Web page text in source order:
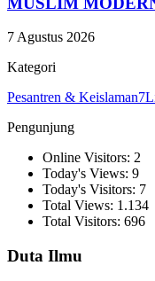
7 Agustus 2026
Kategori
Pesantren & Keislaman7
Pengunjung
Online Visitors: 2
Today's Views: 9
Today's Visitors: 7
Total Views: 1.134
Total Visitors: 696
Duta Ilmu